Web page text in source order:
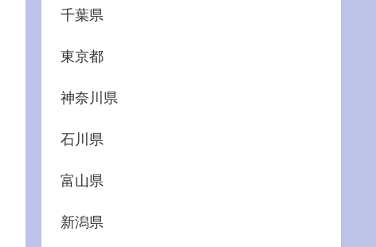
千葉県
東京都
神奈川県
石川県
富山県
新潟県